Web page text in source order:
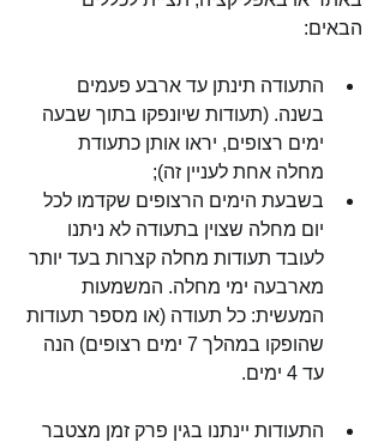
הבאים:
התעודה תינתן עד ארבע פעמים
בשנה. (תעודות שיונפקו בתוך שבעה
ימים רצופים, יראו אותן כתעודת
מחלה אחת לעניין זה);
בשבעת הימים הרצופים שקדמו לכל
יום מחלה שצוין בתעודה לא ניתנו
לעובד תעודות מחלה קצרות בעד יותר
מארבעה ימי מחלה. המשמעות
המעשית: כל תעודה (או מספר תעודות
שהופקו במהלך 7 ימים רצופים) הנה
עד 4 ימים.
התעודות יינתנו בגין פרק זמן מצטבר